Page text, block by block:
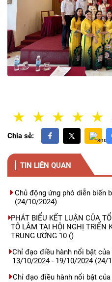
4
3 Sao
2 Sao
1 Sao
Chia sẻ:
TIN LIÊN QUAN
Chủ động ứng phó diễn biến
(24/10/2024)
PHÁT BIỂU KẾT LUẬN CỦA
TÔ LÂM TẠI HỘI NGHỊ TRIỂN
TRUNG ƯƠNG 10 ()
Chỉ đạo điều hành nổi bật
13/10/2024 - 19/10/2024(24/
Chỉ đạo điều hành nổi bật